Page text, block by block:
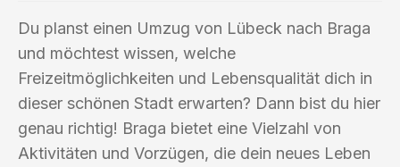
Du planst einen Umzug von Lübeck nach Braga
und möchtest wissen, welche
Freizeitmöglichkeiten und Lebensqualität dich in
dieser schönen Stadt erwarten? Dann bist du hier
genau richtig! Braga bietet eine Vielzahl von
Aktivitäten und Vorzügen, die dein neues Leben